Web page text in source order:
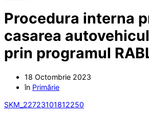
Procedura interna
casarea
prin programul
18 Octombrie 2023
în Primărie
SKM_22723101812250